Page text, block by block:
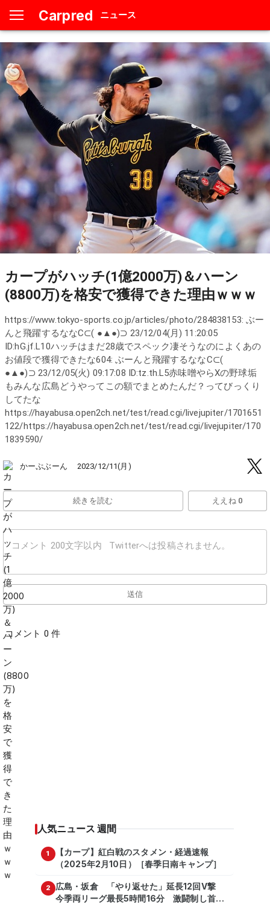
Carpred ニュース
カープがハッチ(1億2000万)＆ハーン
(8800万)を格安で獲得できた理由ｗｗｗ
https://www.tokyo-sports.co.jp/articles/photo/284838153: ぶー
んと飛躍するななC⊂( ●▲●)⊃ 23/12/04(月) 11:20:05
ID:hG.jf.L10ハッチはまだ28歳でスペック凄そうなのによくあの
お値段で獲得できたな604: ぶーんと飛躍するななC⊂(
●▲●)⊃ 23/12/05(火) 09:17:08 ID:tz.th.L5赤味噌やらXの野球垢
もみんな広島どうやってこの額でまとめたんだ？ってびっくり
してたな
https://hayabusa.open2ch.net/test/read.cgi/livejupiter/1701651
122/https://hayabusa.open2ch.net/test/read.cgi/livejupiter/170
1839590/
かーぷぶーん 2023/12/11(月)
続きを読む ええね 0
送信
コメント 0 件
人気ニュース 週間
1
【カープ】紅白戦のスタメン・経過速報
（2025年2月10日）［春季日南キャンプ］
2
広島・坂倉 「やり返せた」延長12回V撃
今季両リーグ最長5時間16分 激闘制し首位